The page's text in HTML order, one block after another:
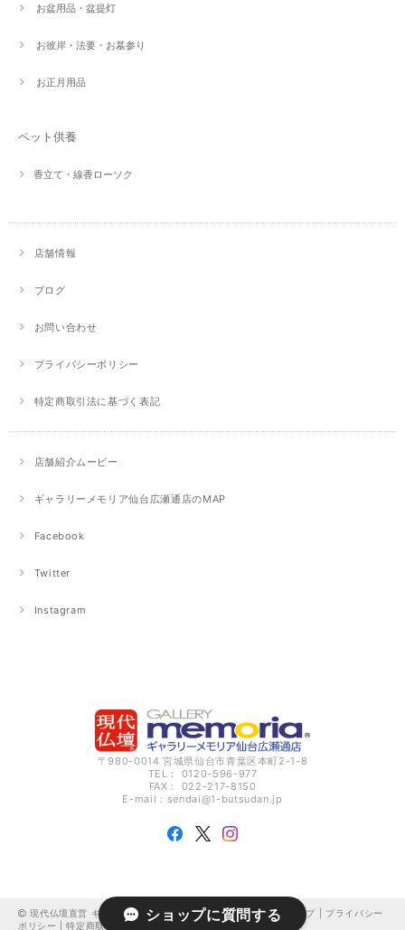
お盆用品・盆提灯
お彼岸・法要・お墓参り
お正月用品
ペット供養
香立て・線香ローソク
店舗情報
ブログ
お問い合わせ
プライバシーポリシー
特定商取引法に基づく表記
店舗紹介ムービー
ギャラリーメモリア仙台広瀬通店のMAP
Facebook
Twitter
Instagram
〒980-0014 宮城県仙台市青葉区本町2-1-8
TEL： 0120-596-977
FAX： 022-217-8150
E-mail： sendai@1-butsudan.jp
現代仏壇直営 ギャラリーメモリア仙台広瀬通 オンラインショップ | プライバシー
ポリシー
|特定商取引法に基づく表記
ショップに質問する